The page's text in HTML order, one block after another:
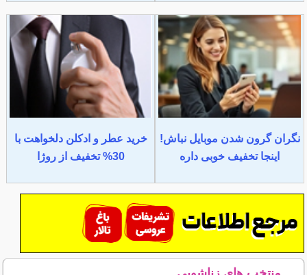
نگران گرون شدن موبایل نباش!
اینجا تخفیف خوبی داره
خرید عطر و ادکلن دلخواهت با
30% تخفیف از روژا